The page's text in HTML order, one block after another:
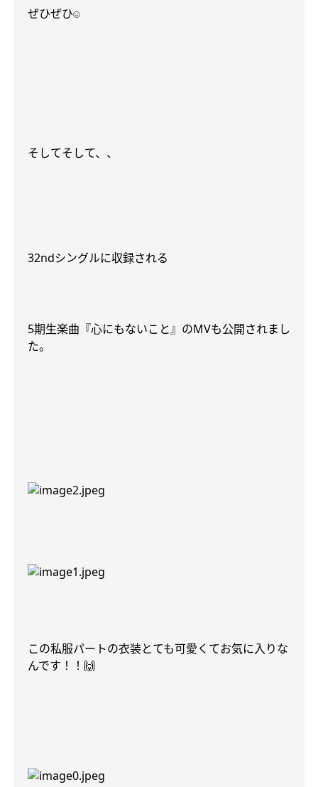
ぜひぜひ☺︎
そしてそして、、
32ndシングルに収録される
5期生楽曲『心にもないこと』のMVも公開されまし
た。
この私服パートの衣装とても可愛くてお気に入りな
んです！！ 🙌